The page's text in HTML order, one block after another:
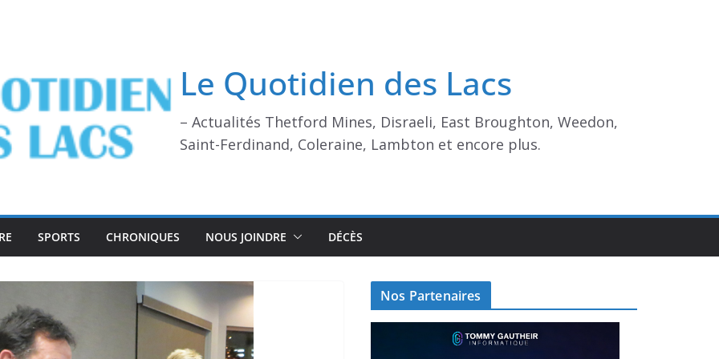
Le Quotidien des Lacs
– Actualités Thetford Mines, Disraeli, East Broughton, Weedon,
Saint-Ferdinand, Coleraine, Lambton et encore plus.
SPORTS CHRONIQUES NOUS JOINDRE DÉCÈS
Nos Partenaires